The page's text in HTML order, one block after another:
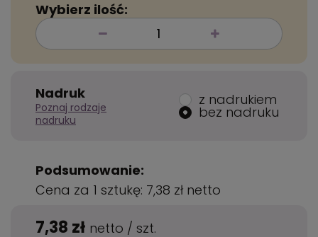
Wybierz ilość:
Nadruk
Poznaj rodzaje
nadruku
z nadrukiem
bez nadruku
Podsumowanie:
Cena za 1 sztukę: 7,38 zł netto
7,38 zł netto / szt.